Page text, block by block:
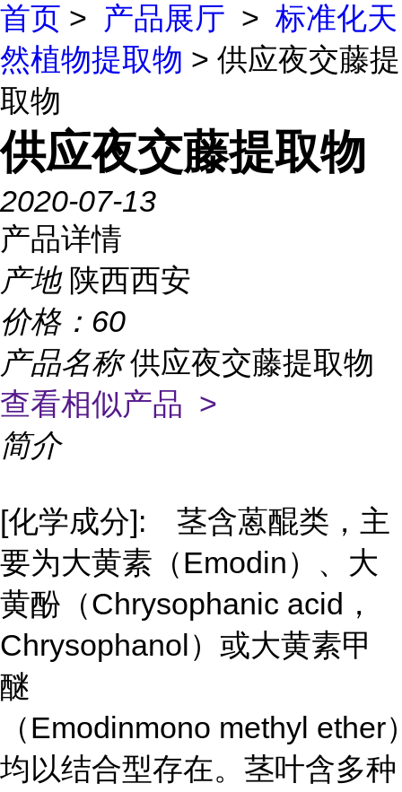
首页 > 产品展厅 > 标准化天
然植物提取物 > 供应夜交藤提
取物
供应夜交藤提取物
2020-07-13
产品详情
产地 陕西西安
价格： 60
产品名称供应夜交藤提取物
查看相似产品 >
简介
[化学成分]: 茎含蒽醌类，主
要为大黄素（Emodin）、大
黄酚（Chrysophanic acid，
Chrysophanol）或大黄素甲
醚
（Emodinmono methyl ether
均以结合型存在。茎叶含多种